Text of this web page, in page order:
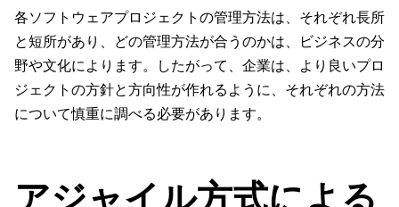
各ソフトウェアプロジェクトの管理方法は、それぞれ長所
と短所があり、どの管理方法が合うのかは、ビジネスの分
野や文化によります。したがって、企業は、より良いプロ
ジェクトの方針と方向性が作れるように、それぞれの方法
について慎重に調べる必要があります。
アジャイル方式による